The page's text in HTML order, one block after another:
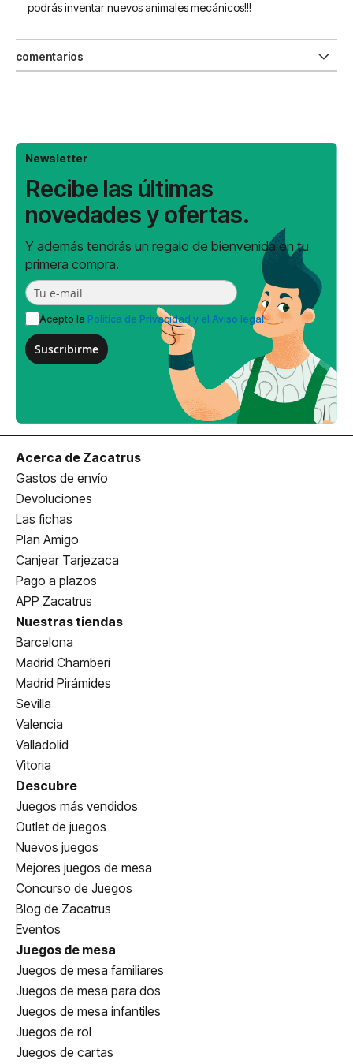
podrás inventar nuevos animales mecánicos!!!
comentarios
Newsletter
Recibe las últimas
novedades y ofertas.
Y además tendrás un regalo de bienvenida en tu
primera compra.
Acepto la Política de Privacidad y el Aviso legal
Suscribirme
Acerca de Zacatrus
Gastos de envío
Devoluciones
Las fichas
Plan Amigo
Canjear Tarjezaca
Pago a plazos
APP Zacatrus
Nuestras tiendas
Barcelona
Madrid Chamberí
Madrid Pirámides
Sevilla
Valencia
Valladolid
Vitoria
Descubre
Juegos más vendidos
Outlet de juegos
Nuevos juegos
Mejores juegos de mesa
Concurso de Juegos
Blog de Zacatrus
Eventos
Juegos de mesa
Juegos de mesa familiares
Juegos de mesa para dos
Juegos de mesa infantiles
Juegos de rol
Juegos de cartas